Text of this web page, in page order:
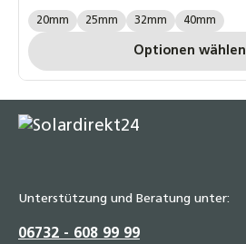
AQUA PLUS GRÖßE:
20mm 25mm 32mm 40mm
Optionen wählen
Unterstützung und Beratung unter:
06732 - 608 99 99